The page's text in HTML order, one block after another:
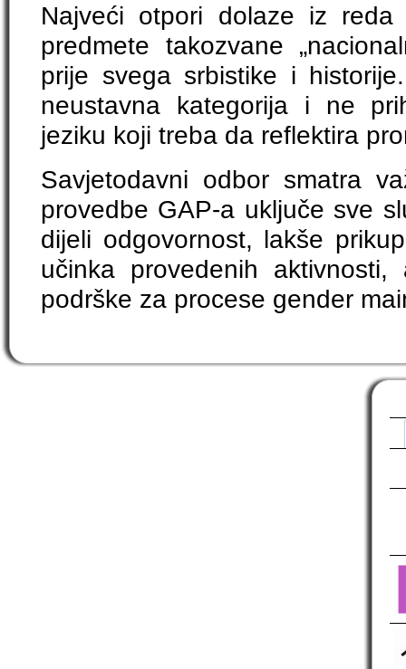
Najveći otpori dolaze iz reda
predmete takozvane
prije svega srbistike i
neustavna kategorija i ne
jeziku koji treba da reflektira
Savjetodavni odbor smatra
provedbe GAP-a uključe sve
dijeli odgovornost, lakše
učinka provedenih
podrške za procese gender